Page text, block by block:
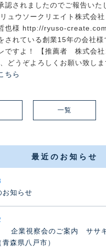
認されましたのでご報告い
ュウソークリエイト株式会
也様 http://ryuso-
されている創業15年の会社様
ですよ！ 【推薦者 株式会
どうぞよろしくお願い致しま
ちら
一覧
最近のお知らせ
お知らせ
企業視察会のご案内 ササ
森県八戸市）